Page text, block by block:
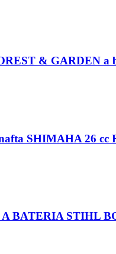
& GARDEN a
SHIMAHA 26 cc
BATERIA STIHL